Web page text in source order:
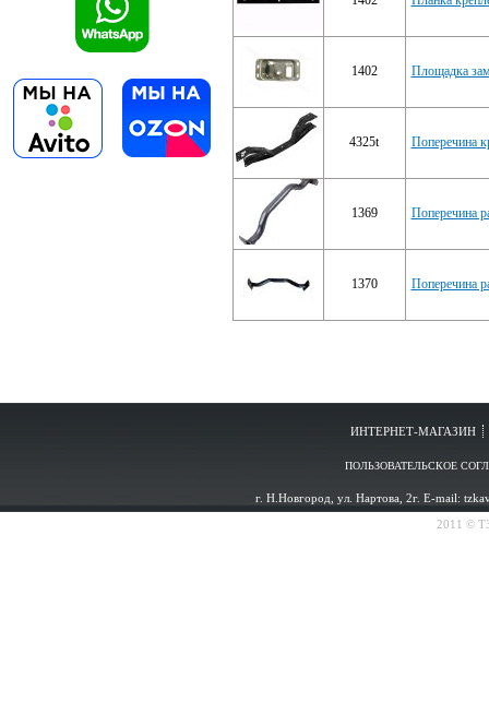
1402 Площадка
4325t Поперечина
1369 Поперечина
1370 Поперечина
ИНТЕРНЕТ-МАГАЗИН
ПОЛЬЗОВАТЕЛЬСКОЕ
г. Н.Новгород, ул. Нартова, 2г. E-mail:
2011 ©